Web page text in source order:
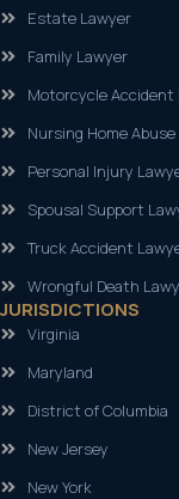
Estate Lawyer
Family Lawyer
Motorcycle Accident
Nursing Home
Personal Injury
Spousal Support
Truck Accident
Wrongful Death
JURISDICTIONS
Virginia
Maryland
District of Columbia
New Jersey
New York